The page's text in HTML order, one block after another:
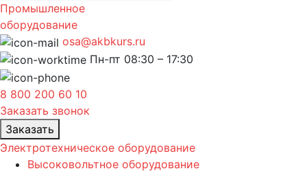
Промышленное
оборудование
osa@akbkurs.ru
Пн-пт 08:30 – 17:30
8 800 200 60 10
Заказать звонок
Заказать
Электротехническое оборудование
Высоковольтное оборудование